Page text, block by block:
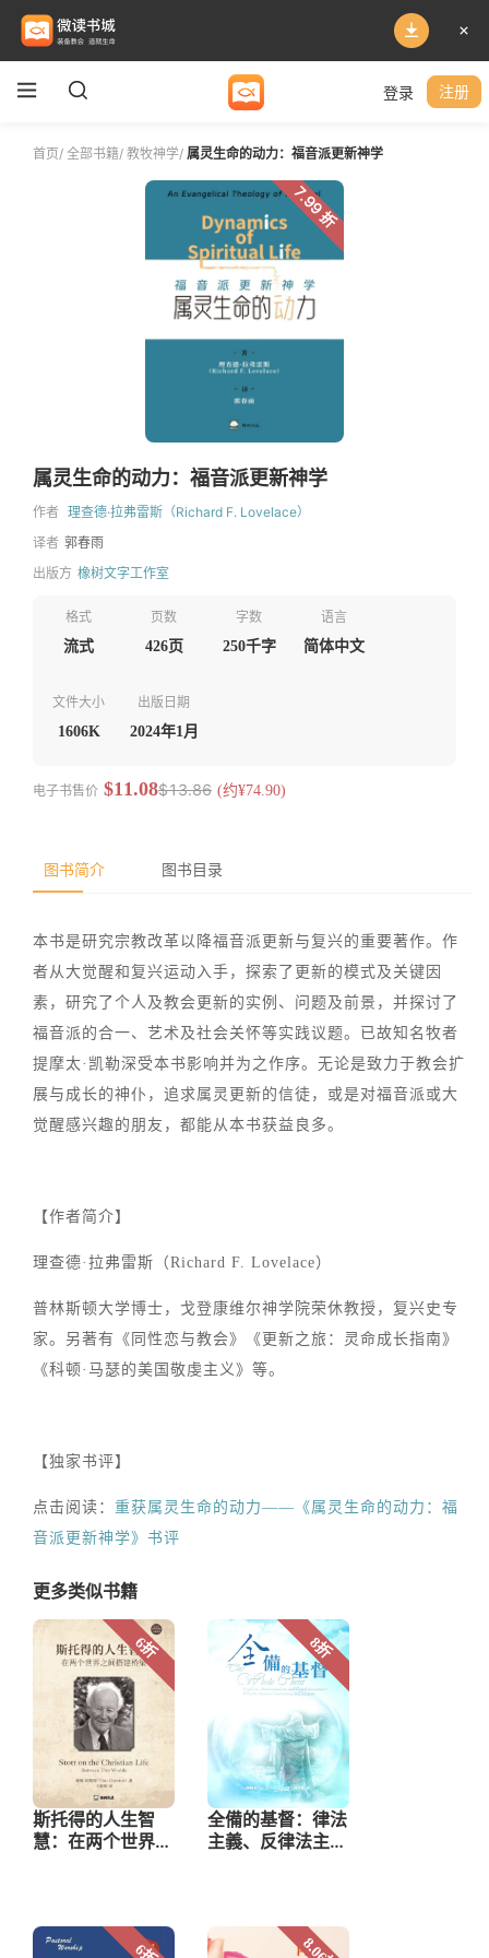
登录 注册
首页/ 全部书籍/ 教牧神学/ 属灵生命的动力：福音派更新神学
7.99 折
属灵生命的动力：福音派更新神学
作者 理查德·拉弗雷斯（Richard F. Lovelace）
译者 郭春雨
出版方 橡树文字工作室
格式
流式
页数
426页
字数
250千字
语言
简体中文
文件大小
1606K
出版日期
2024年1月
电子书售价 $11.08$13.86 (约¥74.90)
图书简介 图书目录
本书是研究宗教改革以降福音派更新与复兴的重要著作。作
者从大觉醒和复兴运动入手，探索了更新的模式及关键因
素，研究了个人及教会更新的实例、问题及前景，并探讨了
福音派的合一、艺术及社会关怀等实践议题。已故知名牧者
提摩太·凯勒深受本书影响并为之作序。无论是致力于教会扩
展与成长的神仆，追求属灵更新的信徒，或是对福音派或大
觉醒感兴趣的朋友，都能从本书获益良多。
【作者简介】
理查德·拉弗雷斯（Richard F. Lovelace）
普林斯顿大学博士，戈登康维尔神学院荣休教授，复兴史专
家。另著有《同性恋与教会》《更新之旅：灵命成长指南》
《科顿·马瑟的美国敬虔主义》等。
【独家书评】
点击阅读： 重获属灵生命的动力——《属灵生命的动力：福
音派更新神学》书评
更多类似书籍